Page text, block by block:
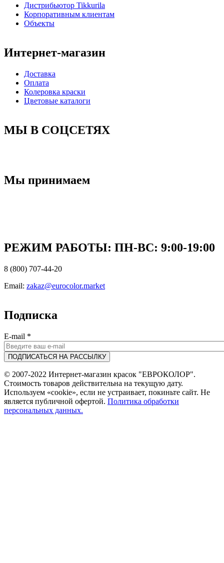
Дистрибьютор Tikkurila
Корпоративным клиентам
Объекты
Интернет-магазин
Доставка
Оплата
Колеровка краски
Цветовые каталоги
МЫ В СОЦСЕТЯХ
Мы принимаем
РЕЖИМ РАБОТЫ: ПН-ВC: 9:00-19:00
8 (800) 707-44-20
Email: zakaz@eurocolor.market
Подписка
E-mail *
© 2007-2022 Интернет-магазин красок "ЕВРОКОЛОР".
Стоимость товаров действительна на текущую дату.
Используем «cookie», если не устраивает, покиньте сайт. Не
является публичной офертой. Политика обработки
персональных данных.